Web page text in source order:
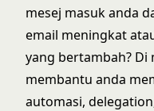
mesej masuk anda
email meningkat
yang bertambah? Di
membantu anda
automasi,